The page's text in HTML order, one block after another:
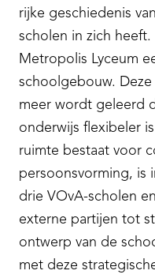
rijke geschiedenis
scholen in zich
Metropolis Lyceum
schoolgebouw. Deze
meer wordt geleerd
onderwijs flexibeler is
ruimte bestaat voor
persoonsvorming, is
drie VOvA-scholen
externe partijen tot
ontwerp van de
met deze